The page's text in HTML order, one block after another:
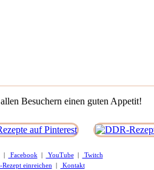
Besuchern einen guten Appetit!
| Facebook YouTube|
Twitch
Rezept einreichen
Kontakt